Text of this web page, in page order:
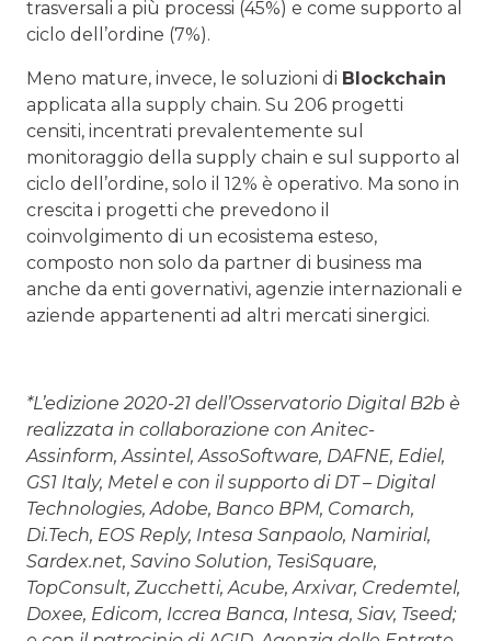
trasversali a più processi (45%) e come supporto al
ciclo dell’ordine (7%).
Meno mature, invece, le soluzioni di Blockchain
applicata alla supply chain. Su 206 progetti
censiti, incentrati prevalentemente sul
monitoraggio della supply chain e sul supporto al
ciclo dell’ordine, solo il 12% è operativo. Ma sono in
crescita i progetti che prevedono il
coinvolgimento di un ecosistema esteso,
composto non solo da partner di business ma
anche da enti governativi, agenzie internazionali e
aziende appartenenti ad altri mercati sinergici.
*L’edizione 2020-21 dell’Osservatorio Digital B2b è
realizzata in collaborazione con Anitec-
Assinform, Assintel, AssoSoftware, DAFNE, Ediel,
GS1 Italy, Metel e con il supporto di DT – Digital
Technologies, Adobe, Banco BPM, Comarch,
Di.Tech, EOS Reply, Intesa Sanpaolo, Namirial,
Sardex.net, Savino Solution, TesiSquare,
TopConsult, Zucchetti, Acube, Arxivar, Credemtel,
Doxee, Edicom, Iccrea Banca, Intesa, Siav, Tseed;